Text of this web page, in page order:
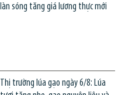
làn sóng tăng giá lương thực mới
Thị trường lúa gạo ngày 6/8: Lúa